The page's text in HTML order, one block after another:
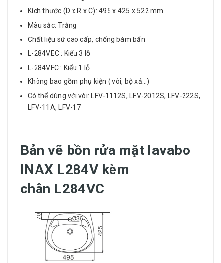
Kích thước (D x R x C): 495 x 425 x 522 mm
Màu sắc: Trắng​
Chất liệu sứ cao cấp, chống bám bẩn
L-284VEC : Kiểu 3 lỗ
L-284VFC : Kiểu 1 lỗ
Không bao gồm phụ kiện ( vòi, bộ xả...)
Có thể dùng với vòi: LFV-1112S, LFV-2012S, LFV-222S,
LFV-11A, LFV-17
Bản vẽ bồn rửa mặt lavabo
INAX L284V kèm
chân L284VC